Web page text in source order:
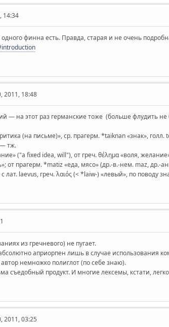
14:34
финна есть. Правда, старая и не очень
2011, 18:48
— на этот раз германские тоже (больше флудить не
(на письме)», ср. прагерм. *taiknan «знак», голл.
— тж.
("a fixed idea, will"), от греч. θέλημα «воля,
от прагерм. *matiz «еда, мясо» (др.-в.-нем. maz, др.-
лат. laevus, греч. λαιός (< *laiw-) «левый», по поводу
из гречневого) не пугает.
априорпен лишь в случае использования
немножко полиглот (по себе знаю).
съедобный продукт. И многие лексемы, кстати,
2011, 03:25